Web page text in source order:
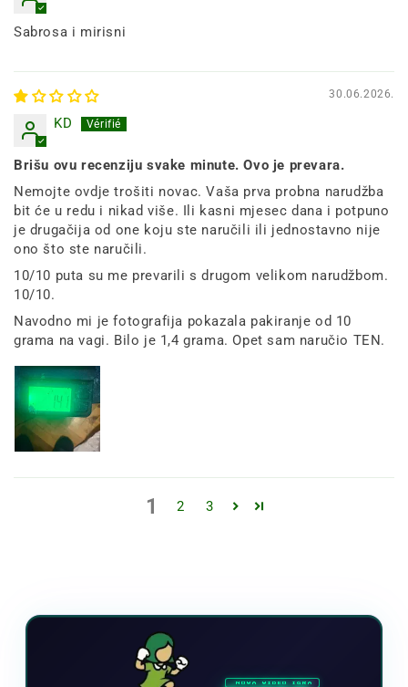
Sabrosa i mirisni
30.06.2026.
KD
Brišu ovu recenziju svake minute. Ovo je prevara.
Nemojte ovdje trošiti novac. Vaša prva probna narudžba
bit će u redu i nikad više. Ili kasni mjesec dana i potpuno
je drugačija od one koju ste naručili ili jednostavno nije
ono što ste naručili.
10/10 puta su me prevarili s drugom velikom narudžbom.
10/10.
Navodno mi je fotografija pokazala pakiranje od 10
grama na vagi. Bilo je 1,4 grama. Opet sam naručio TEN.
1 2 3
NOVA VIDEO IGRA